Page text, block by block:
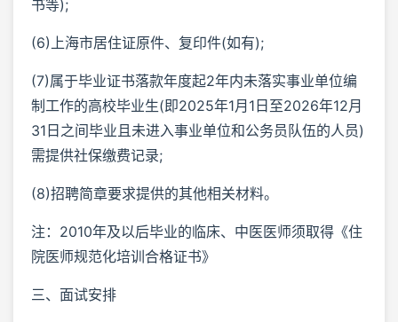
书等);
(6)上海市居住证原件、复印件(如有);
(7)属于毕业证书落款年度起2年内未落实事业单位编
制工作的高校毕业生(即2025年1月1日至2026年12月
31日之间毕业且未进入事业单位和公务员队伍的人员)
需提供社保缴费记录;
(8)招聘简章要求提供的其他相关材料。
注：2010年及以后毕业的临床、中医医师须取得《住
院医师规范化培训合格证书》
三、面试安排